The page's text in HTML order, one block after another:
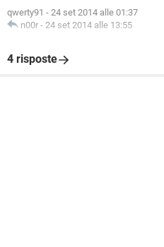
qwerty91 - 24 set 2014 alle 01:37
n00r - 24 set 2014 alle 13:55
4 risposte